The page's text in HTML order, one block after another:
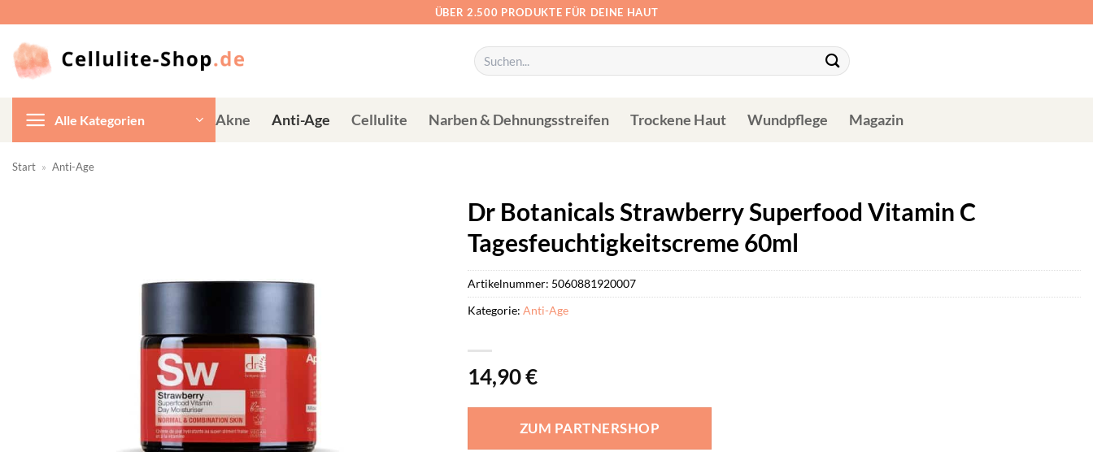
springen
ÜBER 2.500 PRODUKTE FÜR DEINE HAUT
Suchen
nach:
Alle Kategorien Akne Anti-Age Cellulite Narben & Dehnungsstreifen Trockene Haut Wundpflege Magazin
Start » Anti-Age
Dr Botanicals Strawberry Superfood Vitamin C
Tagesfeuchtigkeitscreme 60ml
14,90€
ZUM PARTNERSHOP
Artikelnummer: 5060881920007
Kategorie: Anti-Age